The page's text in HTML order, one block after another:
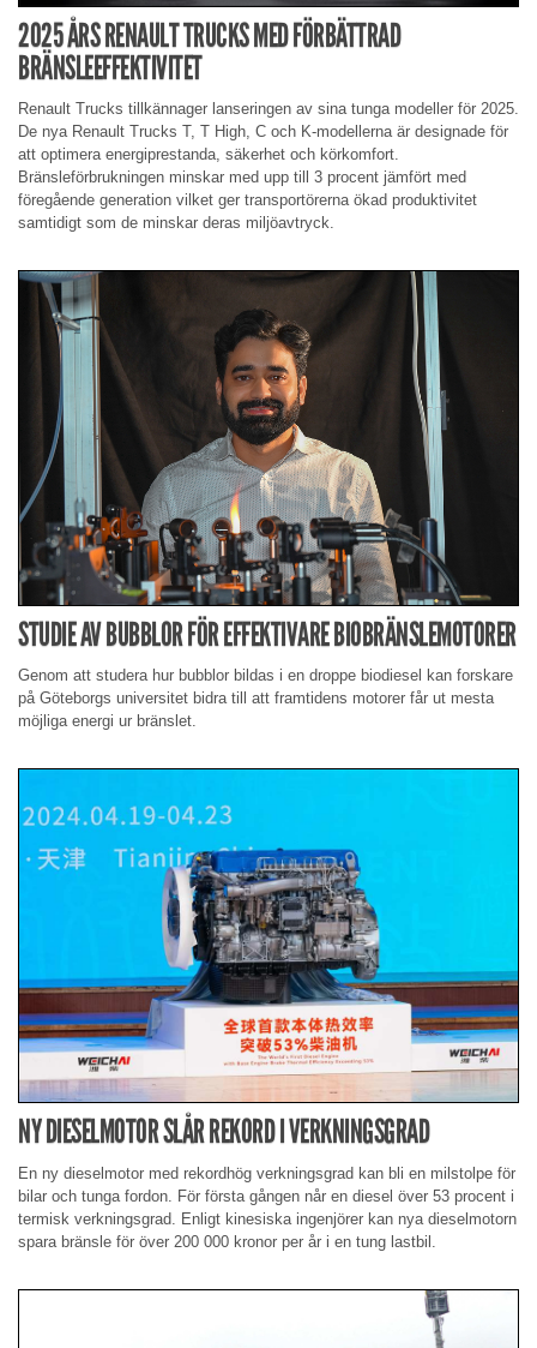
2025 ÅRS RENAULT TRUCKS MED FÖRBÄTTRAD
BRÄNSLEEFFEKTIVITET
Renault Trucks tillkännager lanseringen av sina tunga modeller för 2025.
De nya Renault Trucks T, T High, C och K-modellerna är designade för
att optimera energiprestanda, säkerhet och körkomfort.
Bränsleförbrukningen minskar med upp till 3 procent jämfört med
föregående generation vilket ger transportörerna ökad produktivitet
samtidigt som de minskar deras miljöavtryck.
STUDIE AV BUBBLOR FÖR EFFEKTIVARE BIOBRÄNSLEMOTORER
Genom att studera hur bubblor bildas i en droppe biodiesel kan forskare
på Göteborgs universitet bidra till att framtidens motorer får ut mesta
möjliga energi ur bränslet.
NY DIESELMOTOR SLÅR REKORD I VERKNINGSGRAD
En ny dieselmotor med rekordhög verkningsgrad kan bli en milstolpe för
bilar och tunga fordon. För första gången når en diesel över 53 procent i
termisk verkningsgrad. Enligt kinesiska ingenjörer kan nya dieselmotorn
spara bränsle för över 200 000 kronor per år i en tung lastbil.